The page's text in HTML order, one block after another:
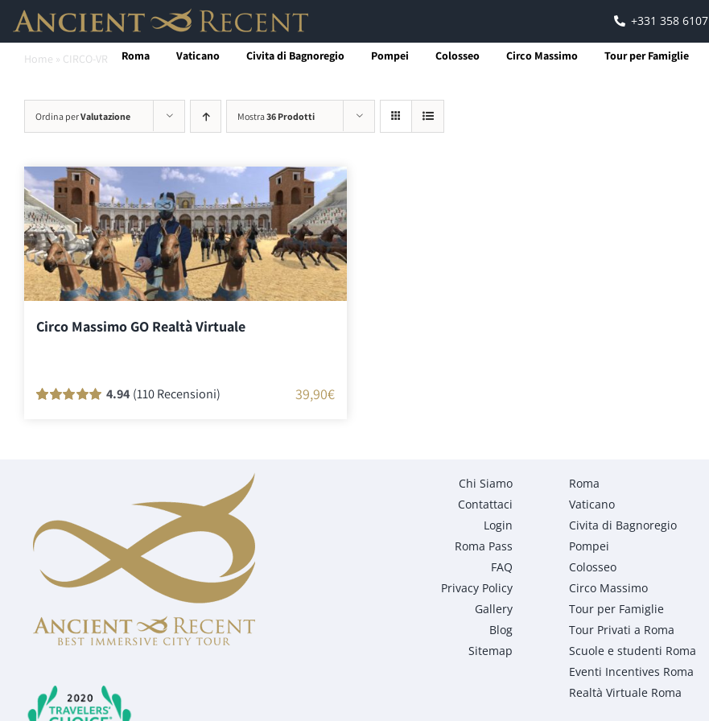
Salta
contenuto
+331 358 6107
Roma Vaticano Civita di Bagnoregio Pompei Colosseo Circo Massimo Tour per Famiglie
Home » CIRCO-VR
Ordina perValutazione Mostra36 Prodotti
Circo Massimo GO Realtà Virtuale
4.94 (110 Recensioni) 39,90€
Chi Siamo
Contattaci
Login
Roma Pass
FAQ
Privacy Policy
Gallery
Blog
Sitemap
Roma
Vaticano
Civita di Bagnoregio
Pompei
Colosseo
Circo Massimo
Tour per Famiglie
Tour Privati a Roma
Scuole e studenti Roma
Eventi Incentives Roma
Realtà Virtuale Roma